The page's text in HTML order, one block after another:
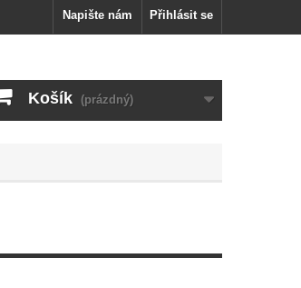
Přihlásit se
Napište nám
Košík (prázdný)